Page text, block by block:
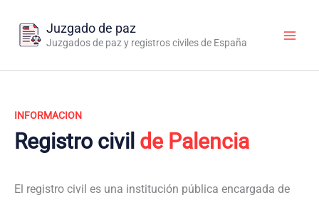
contenido
Juzgado de paz
Juzgados de paz y registros civiles de España
INFORMACION
Registro civil de Palencia
El registro civil es una institución pública encargada de